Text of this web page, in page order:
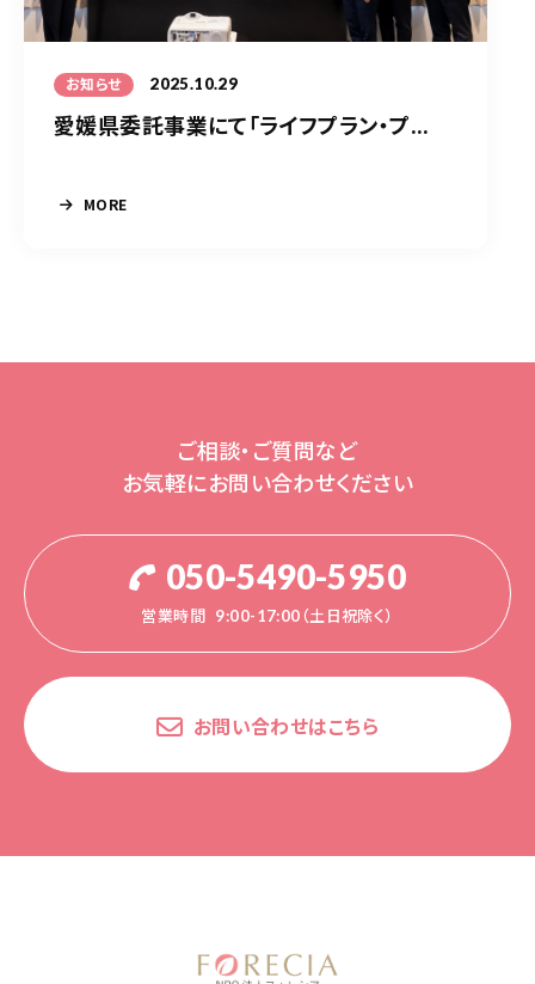
お知らせ 2025.10.29
愛媛県委託事業にて「ライフプラン・プ...
MORE
ご相談・ご質問など
お気軽にお問い合わせください
050-5490-5950
営業時間 9:00-17:00（土日祝除く）
お問い合わせはこちら